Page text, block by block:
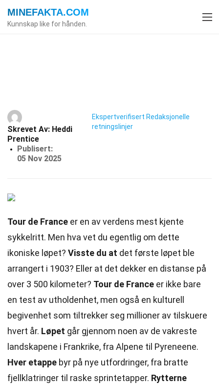
MINEFAKTA.COM
Kunnskap like for hånden.
Skrevet Av: Heddi
Prentice
Publisert:
05 Nov 2025
Ekspertverifisert Redaksjonelle
retningslinjer
Tour de France er en av verdens mest kjente
sykkelritt. Men hva vet du egentlig om dette
ikoniske løpet? Visste du at det første løpet ble
arrangert i 1903? Eller at det dekker en distanse på
over 3 500 kilometer? Tour de France er ikke bare
en test av utholdenhet, men også en kulturell
begivenhet som tiltrekker seg millioner av tilskuere
hvert år. Løpet går gjennom noen av de vakreste
landskapene i Frankrike, fra Alpene til Pyreneene.
Hver etappe byr på nye utfordringer, fra bratte
fjellklatringer til raske sprintetapper. Rytterne